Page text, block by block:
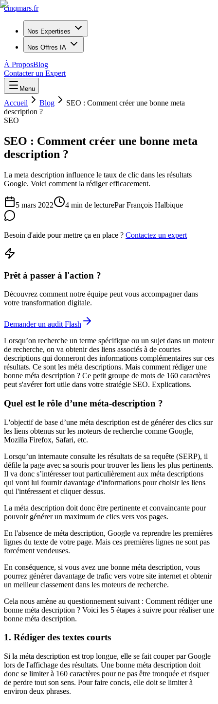
cinqmars.fr
Nos Expertises
Nos Offres IA
À ProposBlog
Contacter un Expert
Menu
Accueil Blog
SEO : Comment créer une bonne meta
description ?
SEO
SEO : Comment créer une bonne meta
description ?
La meta description influence le taux de clic dans les résultats
Google. Voici comment la rédiger efficacement.
5 mars 2022 4 min de lectureParFrançois Halbique
Besoin d'aide pour mettre ça en place ? Contactez un expert
Prêt à passer à l'action ?
Découvrez comment notre équipe peut vous accompagner dans
votre transformation digitale.
Demander un audit Flash
Lorsqu’on recherche un terme spécifique ou un sujet dans un moteur
de recherche, on va obtenir des liens associés à de courtes
descriptions qui donneront des informations complémentaires sur ces
résultats. Ce sont les méta descriptions. Mais comment rédiger une
bonne méta description ? Ce petit groupe de mots de 160 caractères
peut s'avérer fort utile dans votre stratégie SEO. Explications.
Quel est le rôle d’une méta-description ?
L'objectif de base d’une méta description est de générer des clics sur
les liens obtenus sur les moteurs de recherche comme Google,
Mozilla Firefox, Safari, etc.
Lorsqu’un internaute consulte les résultats de sa requête (SERP), il
défile la page avec sa souris pour trouver les liens les plus pertinents.
Il va donc s’intéresser tout particulièrement aux méta descriptions
qui vont lui fournir davantage d'informations pour choisir les liens
qui l'intéressent et cliquer dessus.
La méta description doit donc être pertinente et convaincante pour
pouvoir générer un maximum de clics vers vos pages.
En l'absence de méta description, Google va reprendre les premières
lignes du texte de votre page. Mais ces premières lignes ne sont pas
forcément vendeuses.
En conséquence, si vous avez une bonne méta description, vous
pourrez générer davantage de trafic vers votre site internet et obtenir
un meilleur classement dans les moteurs de recherche.
Cela nous amène au questionnement suivant : Comment rédiger une
bonne méta description ? Voici les 5 étapes à suivre pour réaliser une
bonne méta description.
1. Rédiger des textes courts
Si la méta description est trop longue, elle se fait couper par Google
lors de l'affichage des résultats. Une bonne méta description doit
donc se limiter à 160 caractères pour ne pas être tronquée et risquer
de perdre tout son sens. Pour faire concis, elle doit se limiter à
environ deux phrases.